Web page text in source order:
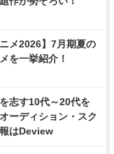
ニメ2026】7月期夏の
を一挙紹介！
志す10代～20代を
ーディション・スク
はDeview